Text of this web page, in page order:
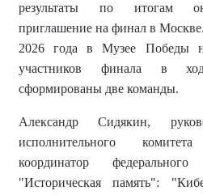
результаты по итогам
приглашение на финал в
2026 года в Музее Победы
участников финала в
сформированы две команды.
Александр Сидякин,
исполнительного
координатор
"Историческая память":